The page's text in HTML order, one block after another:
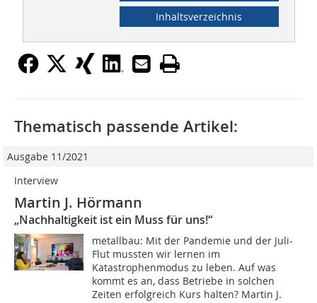
Inhaltsverzeichnis
Thematisch passende Artikel:
Ausgabe 11/2021
Interview
Martin J. Hörmann
„Nachhaltigkeit ist ein Muss für uns!“
metallbau: Mit der Pandemie und der Juli-
Flut mussten wir lernen im
Katastrophenmodus zu leben. Auf was
kommt es an, dass Betriebe in solchen
Zeiten erfolgreich Kurs halten? Martin J.